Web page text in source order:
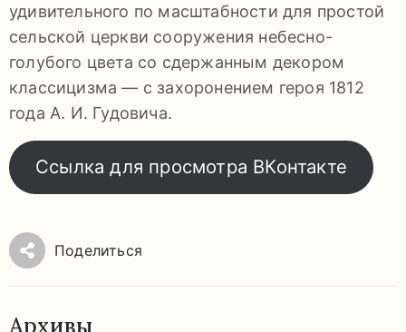
удивительного по масштабности для простой
сельской церкви сооружения небесно-
голубого цвета со сдержанным декором
классицизма — с захоронением героя 1812
года А. И. Гудовича.
Ссылка для просмотра ВКонтакте
Поделиться
Архивы